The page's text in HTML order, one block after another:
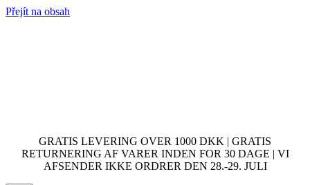
Přejít na obsah
GRATIS LEVERING OVER 1000 DKK | GRATIS
RETURNERING AF VARER INDEN FOR 30 DAGE | VI
AFSENDER IKKE ORDRER DEN 28.-29. JULI